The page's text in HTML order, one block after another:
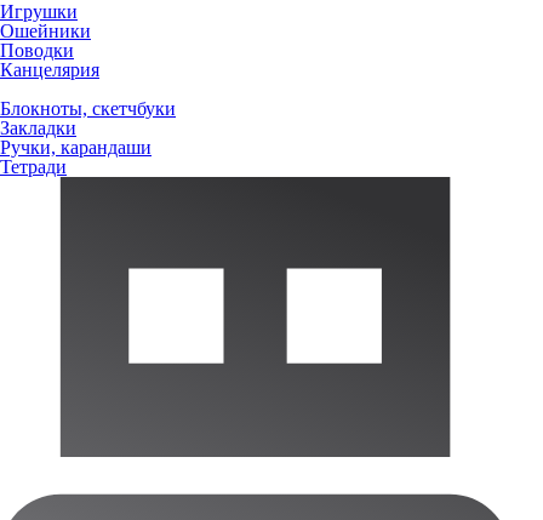
Игрушки
Ошейники
Поводки
Канцелярия
Блокноты, скетчбуки
Закладки
Ручки, карандаши
Тетради